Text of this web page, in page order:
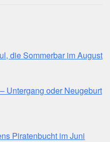
die Sommerbar im August
Untergang oder Neugeburt
Piratenbucht im Juni